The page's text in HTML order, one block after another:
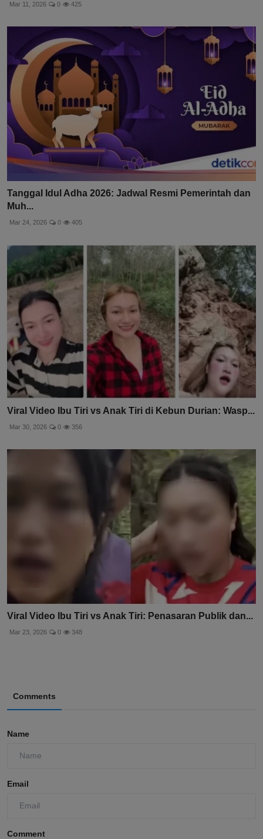
Mar 11, 2026 0 425
Tanggal Idul Adha 2026: Jadwal Resmi Pemerintah dan
Muh...
Mar 24, 2026 0 405
Viral Video Ibu Tiri vs Anak Tiri di Kebun Durian: Wasp...
Mar 30, 2026 0 356
Viral Video Ibu Tiri vs Anak Tiri: Penasaran Publik dan...
Mar 23, 2026 0 348
Comments
Name
Email
Comment